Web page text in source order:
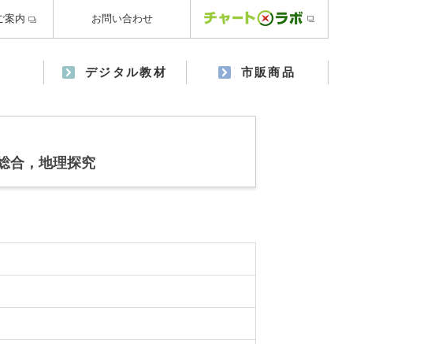
案内 お問い合わせ
デジタル教材 市販商品
，地理探究